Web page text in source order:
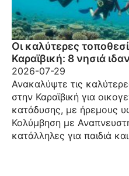
Οι καλύτερες
Καραϊβική: 8 νησιά
2026-07-29
Ανακαλύψτε τις
στην Καραϊβική για
κατάδυσης, με ήρεμους
Κολύμβηση με
κατάλληλες για παιδιά